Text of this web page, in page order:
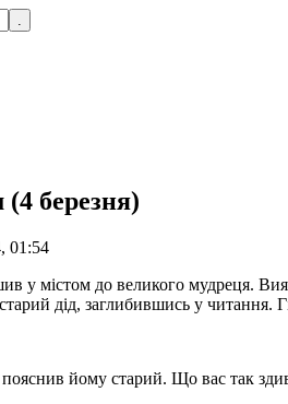
березня)
01:54
у містом до великого мудреця.
дід, заглибившись у читання.
йому старий. Що вас так